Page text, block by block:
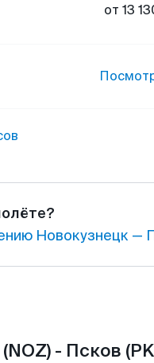
от 13
Новокузнецк —
- Псков